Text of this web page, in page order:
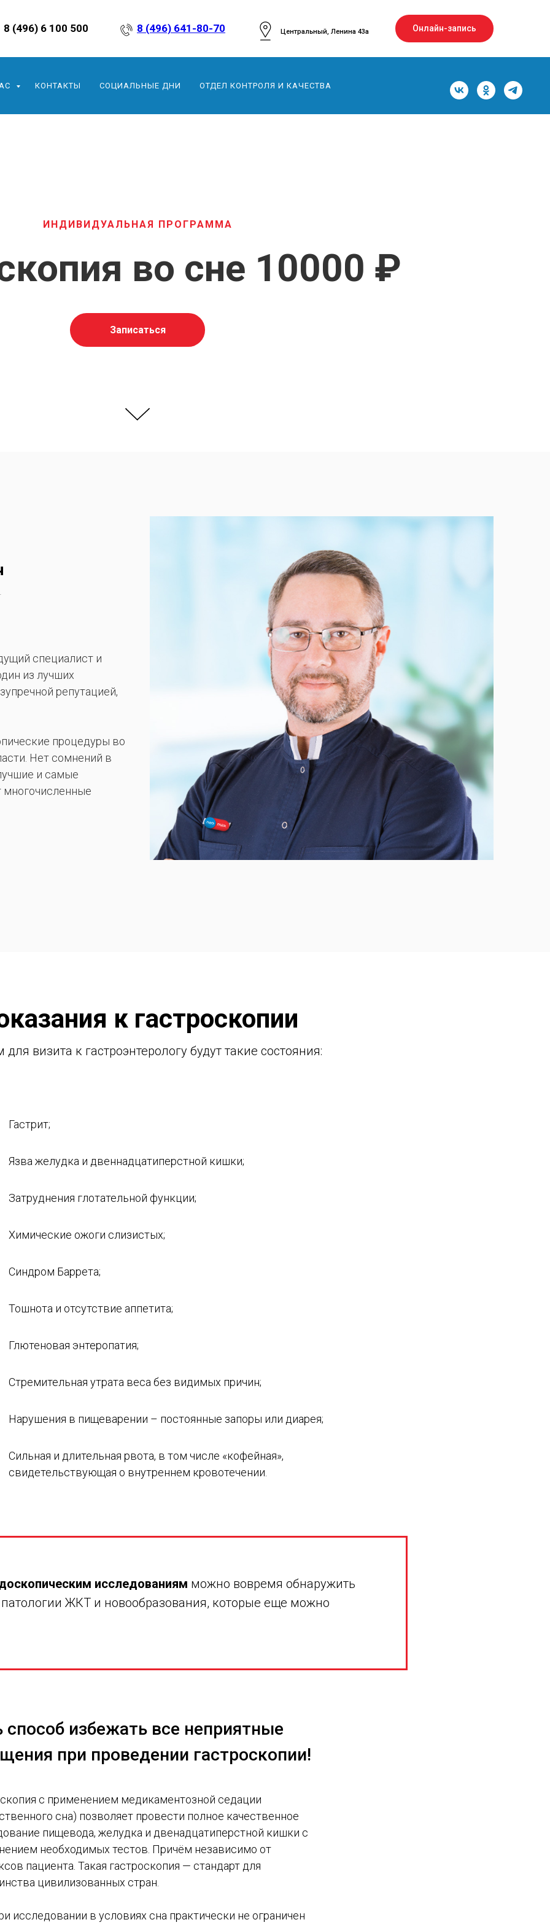
Онлайн-запись
8 (496) 6 100 500 8 (496) 641-80-70 Центральный, Ленина 43а
КОНТАКТЫ СОЦИАЛЬНЫЕ ДНИ ОТДЕЛ КОНТРОЛЯ И КАЧЕСТВА
во сне 10000 ₽
Запиcаться
ИНДИВИДУАЛЬНАЯ ПРОГРАММА
специалист и
из лучших
репутацией,
процедуры во
Нет сомнений в
и самые
многочисленные
к гастроскопии
визита к гастроэнтерологу будут такие состояния:
Гастрит;
Язва желудка и двеннадцатиперстной кишки;
Затруднения глотательной функции;
Химические ожоги слизистых;
Синдром Баррета;
Тошнота и отсутствие аппетита;
Глютеновая энтеропатия;
Стремительная утрата веса без видимых причин;
Нарушения в пищеварении – постоянные запоры или диарея;
Сильная и длительная рвота, в том числе «кофейная»,
свидетельствующая о внутреннем кровотечении.
исследованиям можно вовремя обнаружить
ЖКТ и новообразования, которые еще можно
способ избежать все неприятные
при проведении гастроскопии!
с применением медикаментозной седации
сна) позволяет провести полное качественное
пищевода, желудка и двенадцатиперстной кишки с
необходимых тестов. Причём независимо от
пациента. Такая гастроскопия — стандарт для
цивилизованных стран.
исследовании в условиях сна практически не ограничен